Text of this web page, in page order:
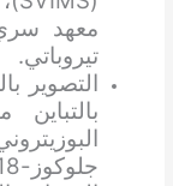
تيروباتي.
التصوير